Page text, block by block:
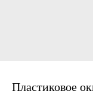
Пластиковое